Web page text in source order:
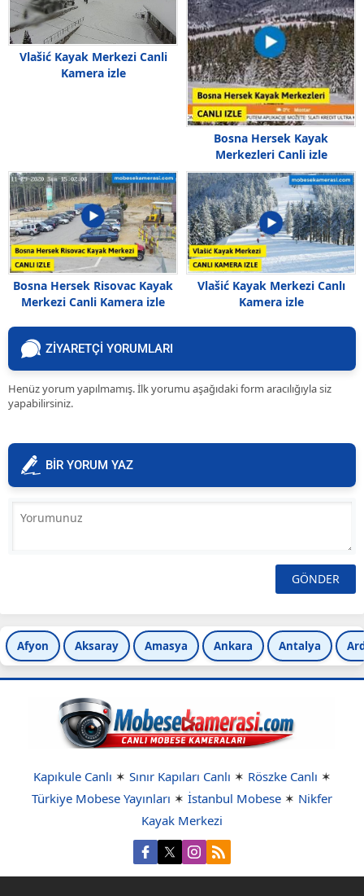
Vlašić Kayak Merkezi Canli
Kamera izle
Bosna Hersek Kayak
Merkezleri Canli izle
Bosna Hersek Risovac Kayak
Merkezi Canli Kamera izle
Vlašić Kayak Merkezi Canlı
Kamera izle
ZİYARETÇİ YORUMLARI
Henüz yorum yapılmamış. İlk yorumu aşağıdaki form aracılığıyla siz
yapabilirsiniz.
BİR YORUM YAZ
Afyon Aksaray Amasya Ankara Antalya
Kapıkule Canlı ✶ Sınır Kapıları Canlı ✶ Röszke Canlı ✶
Türkiye Mobese Yayınları ✶ İstanbul Mobese ✶ Nikfer
Kayak Merkezi